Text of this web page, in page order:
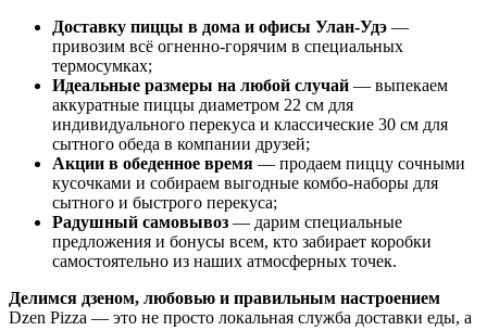
Доставку пиццы в дома и офисы Улан-Удэ —
привозим всё огненно-горячим в специальных
термосумках;
Идеальные размеры на любой случай — выпекаем
аккуратные пиццы диаметром 22 см для
индивидуального перекуса и классические 30 см для
сытного обеда в компании друзей;
Акции в обеденное время — продаем пиццу сочными
кусочками и собираем выгодные комбо-наборы для
сытного и быстрого перекуса;
Радушный самовывоз — дарим специальные
предложения и бонусы всем, кто забирает коробки
самостоятельно из наших атмосферных точек.
Делимся дзеном, любовью и правильным настроением
Dzen Pizza — это не просто локальная служба доставки еды, а